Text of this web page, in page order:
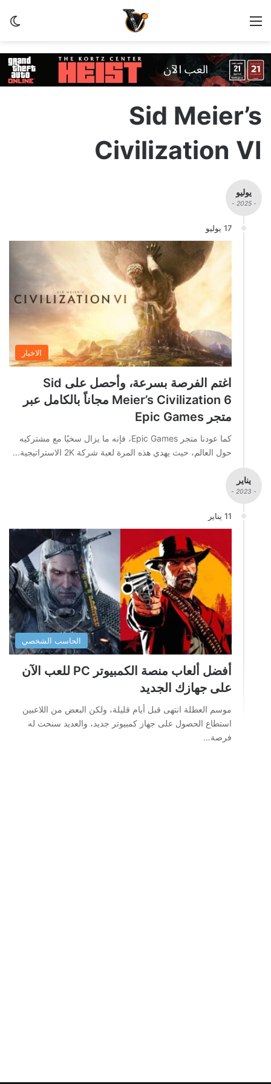
القائمة
Sid Meier’s
Civilization VI
يوليو
- 2025 -
17 يوليو
الاخبار
اغتم الفرصة بسرعة، وأحصل على Sid
Meier’s Civilization 6 مجاناً بالكامل عبر
متجر Epic Games
كما عودنا متجر Epic Games، فإنه ما يزال سخيًا مع مشتركيه
حول العالم، حيث يهدي هذه المرة لعبة شركة 2K الاستراتيجية…
يناير
- 2023 -
11 يناير
الحاسب الشخصي
أفضل ألعاب منصة الكمبيوتر PC للعب الآن
على جهازك الجديد
موسم العطلة انتهى قبل أيام قليلة، ولكن البعض من اللاعبين
استطاع الحصول على جهاز كمبيوتر جديد، والعديد سنحت له
فرصة…